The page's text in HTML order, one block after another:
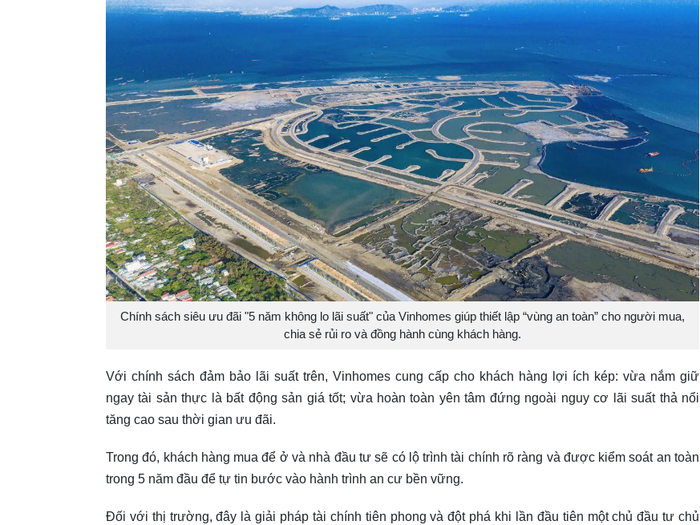
Chính sách siêu ưu đãi "5 năm không lo lãi suất" của Vinhomes giúp thiết lập “vùng an toàn” cho người mua,
chia sẻ rủi ro và đồng hành cùng khách hàng.
Với chính sách đảm bảo lãi suất trên, Vinhomes cung cấp cho khách hàng lợi ích kép: vừa nắm giữ
ngay tài sản thực là bất động sản giá tốt; vừa hoàn toàn yên tâm đứng ngoài nguy cơ lãi suất thả nổi
tăng cao sau thời gian ưu đãi.
Trong đó, khách hàng mua để ở và nhà đầu tư sẽ có lộ trình tài chính rõ ràng và được kiểm soát an toàn
trong 5 năm đầu để tự tin bước vào hành trình an cư bền vững.
Đối với thị trường, đây là giải pháp tài chính tiên phong và đột phá khi lần đầu tiên một chủ đầu tư chủ